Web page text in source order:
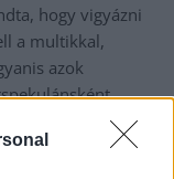
hogy vigyázni
a multikkal,
azok
amikor annak
az energiaárak. Az